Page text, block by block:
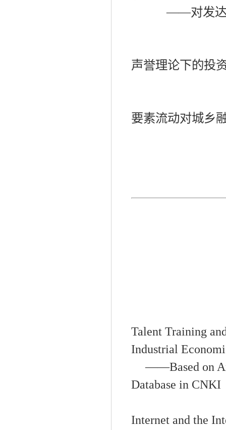
——对发
声誉理论下的投
要素流动对城乡
Talent Training
Industrial
——Based on
Database in CNKI
Internet and the